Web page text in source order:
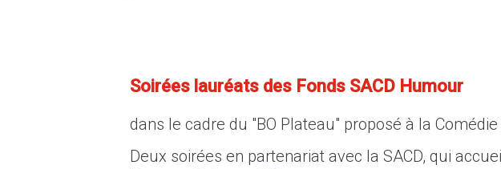
Soirées lauréats des Fonds SACD Humour
dans le cadre du "BO Plateau" proposé à la
Deux soirées en partenariat avec la SACD, qui